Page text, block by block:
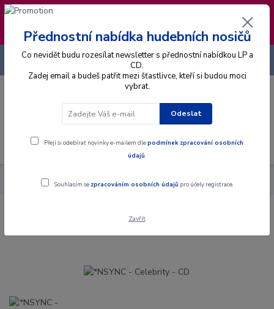
❣️ Od 4.8. do 13.8. čerpám dovolenou. Datum
expedice objednávek se posouvá na pátek
14.8.2026 🐋
Menu
CZK
+420 725 736 293
Alba CD *NSYNC - Celebrity - CD
*NSYNC - Celebrity - CD
Přednostní nabídka hudebních nosičů
Co nevidět budu rozesílat newsletter s přednostní nabídkou LP a
CD.
Zadej email a budeš patřit mezi šťastlivce, kteří si budou moci
vybrat.
Odeslat
Přeji si odebírat novinky e-mailem dlepodmínek zpracování osobních
údajů.
Souhlasím se zpracováním osobních údajů pro účely registrace.
Zavřít